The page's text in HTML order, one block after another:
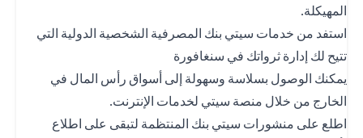
من خدمات سيتي بنك المصرفية الشخصية الدولية التي
لك إدارة ثرواتك في سنغافورة
الوصول بسلاسة وسهولة إلى أسواق رأس المال في
من خلال منصة سيتي لخدمات الإنترنت.
على منشورات سيتي بنك المنتظمة لتبقى على اطلاع